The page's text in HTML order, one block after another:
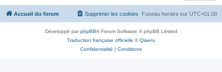
Accueil du forum Fuseau horaire sur UTC+01:00
Supprimer les cookies
Développé parphpBB® Forum Software © phpBB Limited
Traduction française officielle ©Qiaeru
Confidentialité | Conditions